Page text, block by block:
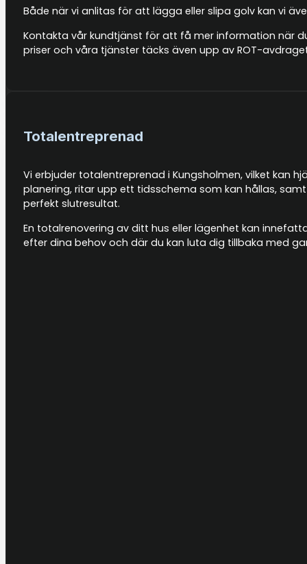
Både när vi anlitas för att lägga eller slipa golv kan vi
Kontakta vår kundtjänst för att få mer information när
priser och våra tjänster täcks även upp av ROT-
Totalentreprenad
Vi erbjuder totalentreprenad i Kungsholmen, vilket kan
planering, ritar upp ett tidsschema som kan hållas,
perfekt slutresultat.
En totalrenovering av ditt hus eller lägenhet kan
efter dina behov och där du kan luta dig tillbaka med